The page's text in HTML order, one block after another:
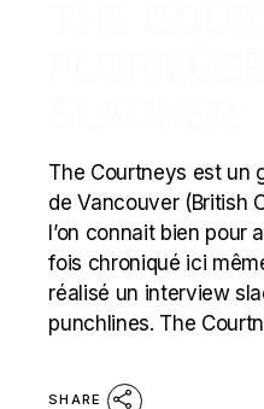
The Courtneys est un
de Vancouver (British
l’on connait bien pour
fois chroniqué ici
réalisé un interview
punchlines. The
SHARE